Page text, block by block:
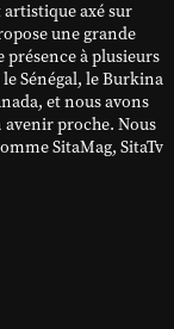
axé sur
une grande
à plusieurs
Sénégal, le Burkina
et nous avons
proche. Nous
SitaMag, SitaTv